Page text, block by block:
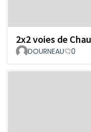
2x2 voies de
DOURNEAU 0